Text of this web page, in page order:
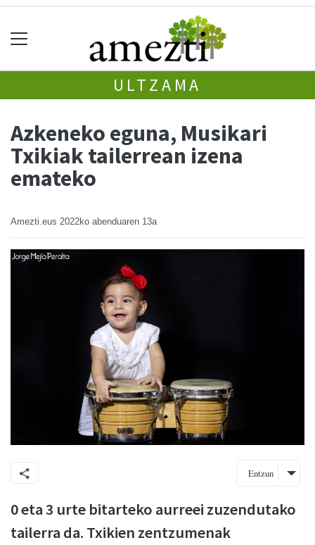
ULTZAMA
Azkeneko eguna, Musikari
Txikiak tailerrean izena
emateko
Amezti.eus 2022ko abenduaren 13a
Entzun
0 eta 3 urte bitarteko aurreei zuzendutako
tailerra da. Txikien zentzumenak